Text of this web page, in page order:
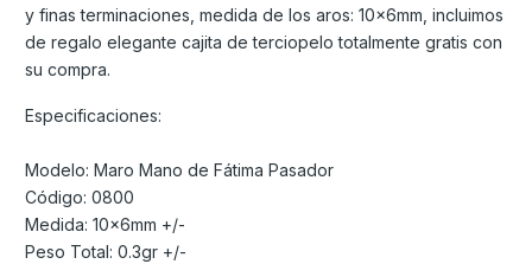
y finas terminaciones, medida de los aros: 10x6mm, incluimos
de regalo elegante cajita de terciopelo totalmente gratis con
su compra.
Especificaciones:
Modelo: Maro Mano de Fátima Pasador
Código: 0800
Medida: 10x6mm +/-
Peso Total: 0.3gr +/-